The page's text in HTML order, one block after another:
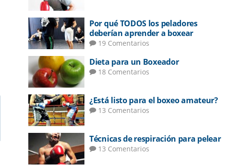
Por qué TODOS los peladores
deberían aprender a boxear
19 Comentarios
Dieta para un Boxeador
18 Comentarios
¿Está listo para el boxeo amateur?
13 Comentarios
Técnicas de respiración para pelear
13 Comentarios